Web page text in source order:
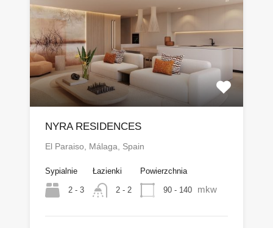
NYRA RESIDENCES
El Paraiso, Málaga, Spain
Sypialnie
2 - 3
Łazienki
2 - 2
Powierzchnia
90 - 140 mkw